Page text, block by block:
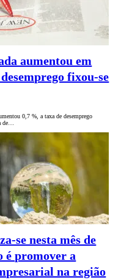
aumentou em
fixou-se
0,7 %, a taxa de desemprego
de…
se nesta mês de
é promover a
na região